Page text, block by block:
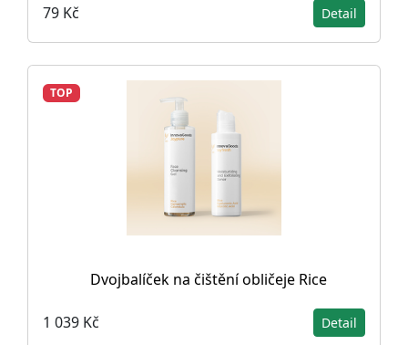
79 Kč Detail
TOP
Dvojbalíček na čištění obličeje Rice
1 039 Kč Detail